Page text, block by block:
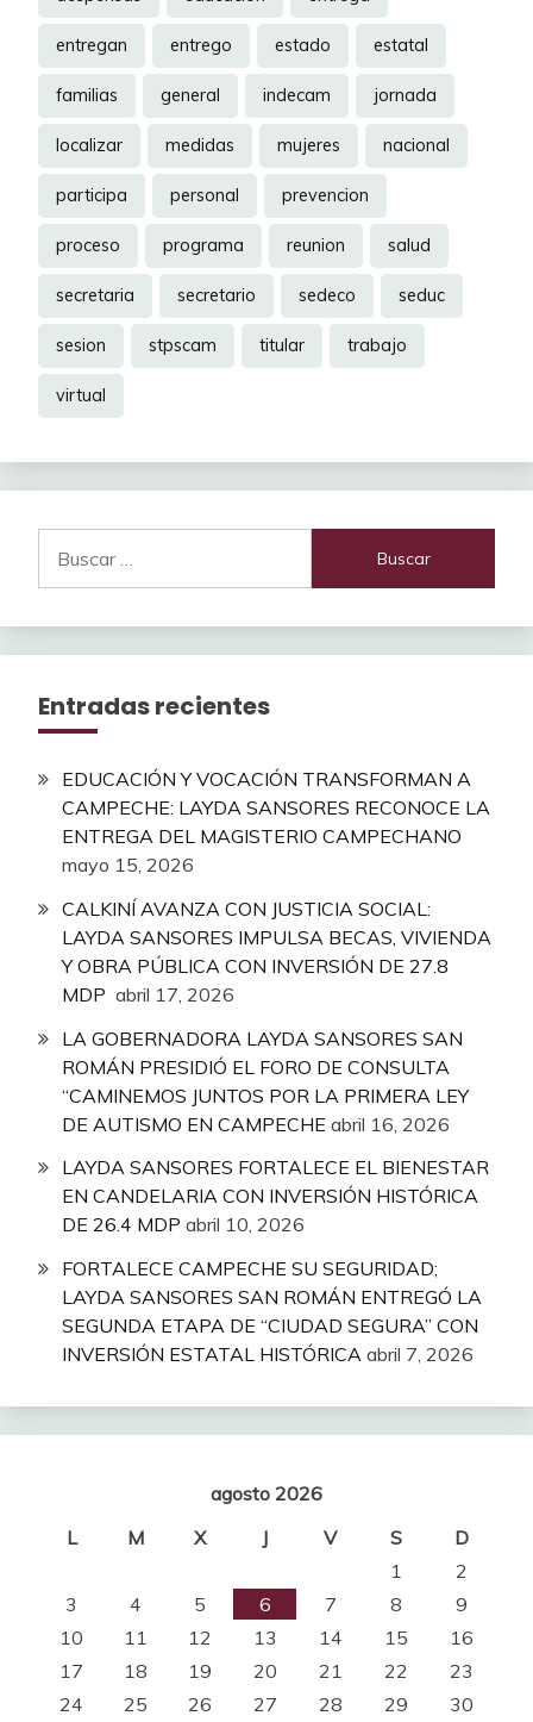
entregan entrego estado estatal
familias general indecam jornada
localizar medidas mujeres nacional
participa personal prevencion
proceso programa reunion salud
secretaria secretario sedeco seduc
sesion stpscam titular trabajo
virtual
Entradas recientes
EDUCACIÓN Y VOCACIÓN TRANSFORMAN A
CAMPECHE: LAYDA SANSORES RECONOCE LA
ENTREGA DEL MAGISTERIO CAMPECHANO
mayo 15, 2026
CALKINÍ AVANZA CON JUSTICIA SOCIAL:
LAYDA SANSORES IMPULSA BECAS, VIVIENDA
Y OBRA PÚBLICA CON INVERSIÓN DE 27.8
MDP abril 17, 2026
LA GOBERNADORA LAYDA SANSORES SAN
ROMÁN PRESIDIÓ EL FORO DE CONSULTA
“CAMINEMOS JUNTOS POR LA PRIMERA LEY
DE AUTISMO EN CAMPECHE abril 16, 2026
LAYDA SANSORES FORTALECE EL BIENESTAR
EN CANDELARIA CON INVERSIÓN HISTÓRICA
DE 26.4 MDP abril 10, 2026
FORTALECE CAMPECHE SU SEGURIDAD;
LAYDA SANSORES SAN ROMÁN ENTREGÓ LA
SEGUNDA ETAPA DE “CIUDAD SEGURA” CON
INVERSIÓN ESTATAL HISTÓRICA abril 7, 2026
agosto 2026
L
M X J V S
D
1
2
3
4 5 6 7 8
9
10
11 12 13 14 15
16
17
18 19 20 21 22
23
24
25 26 27 28 29
30